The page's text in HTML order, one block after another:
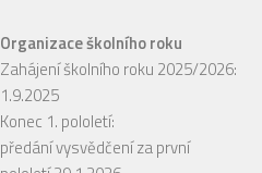
Organizace školního roku
Zahájení školního roku 2025/2026:
1.9.2025
Konec 1. pololetí:
předání vysvědčení za první